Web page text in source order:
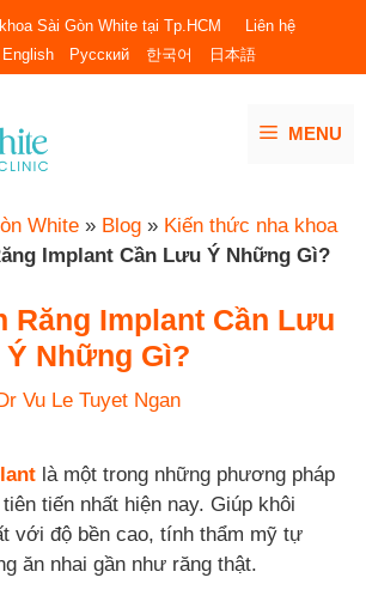
Sài Gòn White tại Tp.HCM
Liên hệ
English Русский 한국어 日本語
MENU
White » Blog » Kiến thức nha khoa
Implant Cần Lưu Ý Những Gì?
Răng Implant Cần Lưu
Ý Những Gì?
Vu Le Tuyet Ngan
là một trong những phương pháp
tiên tiến nhất hiện nay. Giúp khôi
với độ bền cao, tính thẩm mỹ tự
ăn nhai gần như răng thật.